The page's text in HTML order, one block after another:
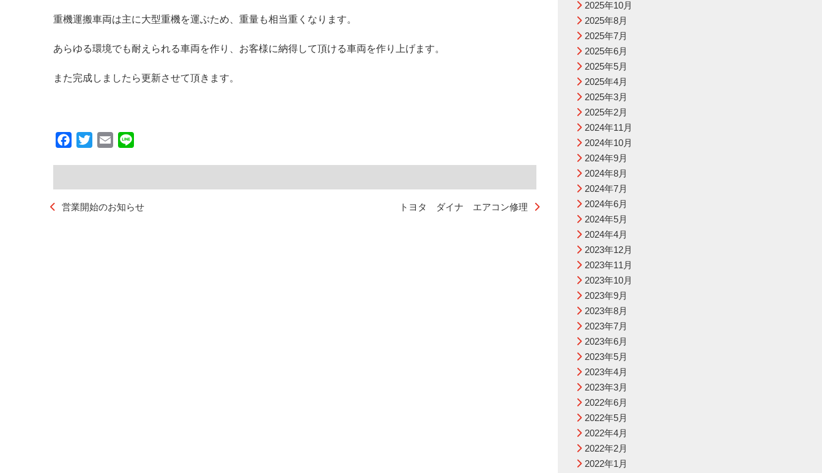
重機運搬車両は主に大型重機を運ぶため、重量も相当重くなります。
あらゆる環境でも耐えられる車両を作り、お客様に納得して頂ける車両を作り上げます。
また完成しましたら更新させて頂きます。
Facebook
TwitterEmail
営業開始のお知らせ トヨタ ダイナ エアコン修理
2025年10月
2025年8月
2025年7月
2025年6月
2025年5月
2025年4月
2025年3月
2025年2月
2024年11月
2024年10月
2024年9月
2024年8月
2024年7月
2024年6月
2024年5月
2024年4月
2023年12月
2023年11月
2023年10月
2023年9月
2023年8月
2023年7月
2023年6月
2023年5月
2023年4月
2023年3月
2022年6月
2022年5月
2022年4月
2022年2月
2022年1月